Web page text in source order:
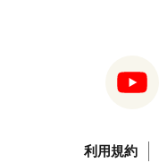
利用規約